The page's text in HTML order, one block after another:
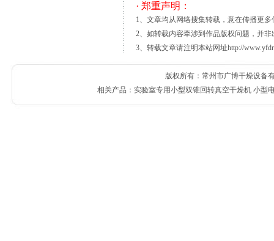
大型真空冷冻干燥设备，主要是从国外进口
面的问题，使这类国产设备很难推广，这些
颗粒饲料质量届禽鱼的生产性能和家畜的健
改进对提高饲料生产效率、饲料产品质量和
噪声的控制、粉碎机的自动控制、对产品质
更好地为饲料生产服务。
· 郑重声明：
1、文章均从网络搜集转载，意在传播更
2、如转载内容牵涉到作品版权问题，并
3、转载文章请注明本站网址http://
版权所有：常州市广博干燥设备
相关产品：实验室专用小型双锥回转真空干燥机 小型